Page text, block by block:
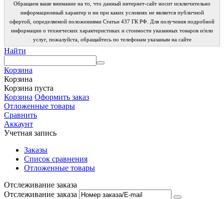
Обращаем ваше внимание на то, что данный интернет-сайт носит исключительно
информационный характер и ни при каких условиях не является публичной
офертой, определяемой положениями Статьи 437 ГК РФ. Для получения подробной
информации о технических характеристиках и стоимости указанных товаров и/или
услуг, пожалуйста, обращайтесь по телефонам указаным на сайте
Найти
Корзина
Корзина
Корзина пуста
Корзина Оформить заказ
Отложенные товары
Сравнить
Аккаунт
Учетная запись
Заказы
Список сравнения
Отложенные товары
Отслеживание заказа
Отслеживание заказа